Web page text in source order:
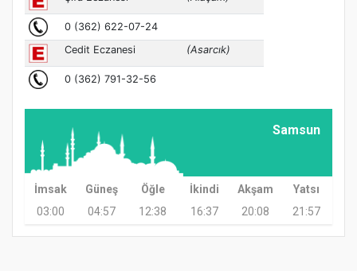
Samsun
İmsak Güneş Öğle İkindi Akşam
Yatsı
03:00
04:57 12:38 16:37 20:08 21:57